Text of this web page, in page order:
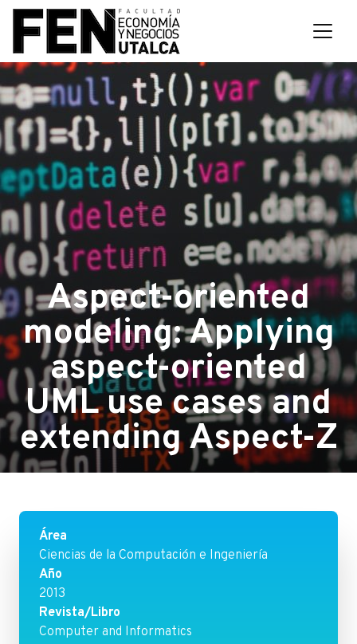
Aspect-oriented
modeling: Applying
aspect-oriented
UML use cases and
extending Aspect-Z
Área
Ciencias de la Computación e Ingeniería
Año
2013
Revista/Libro
Computer and Informatics